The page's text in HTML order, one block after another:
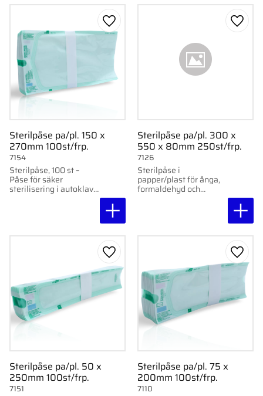
Sterilpåse pa/pl. 150 x
270mm 100st/frp.
Sterilpåse, 100 st –
Påse för säker
sterilisering i autoklav
7154
Lägg till i favoriter
Sterilpåse pa/pl. 300 x
550 x 80mm 250st/frp.
Sterilpåse i
papper/plast för ånga,
formaldehyd och
7126
Lägg
Sterilpåse pa/pl. 50 x
250mm 100st/frp.
7151
Lägg till i favoriter
Sterilpåse pa/pl. 75 x
200mm 100st/frp.
7110
Lägg